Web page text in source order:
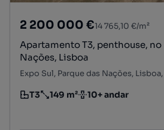
2 200 000 €14 765,10 €/m²
Apartamento T3, penthouse, no
Nações, Lisboa
Expo Sul, Parque das Nações,
Tipologia
T3
Preço por metro quadrado
149 m²
Andar 10+ andar